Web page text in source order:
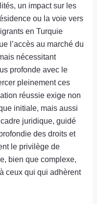
un impact sur les
ou la voie vers
en Turquie
l’accès au marché du
nécessitant
profonde avec le
pleinement ces
réussie exige non
initiale, mais aussi
juridique, guidé
des droits et
le privilège de
bien que complexe,
ceux qui qui adhèrent